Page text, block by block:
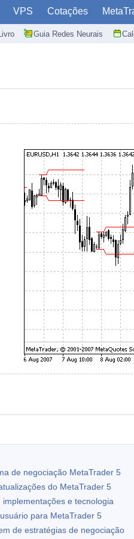
VPS Cotações
Guia Redes Neurais
de negociação MetaTrader 5
do MetaTrader 5
implementações e tecnologia
para MetaTrader 5
de estratégias de negociação